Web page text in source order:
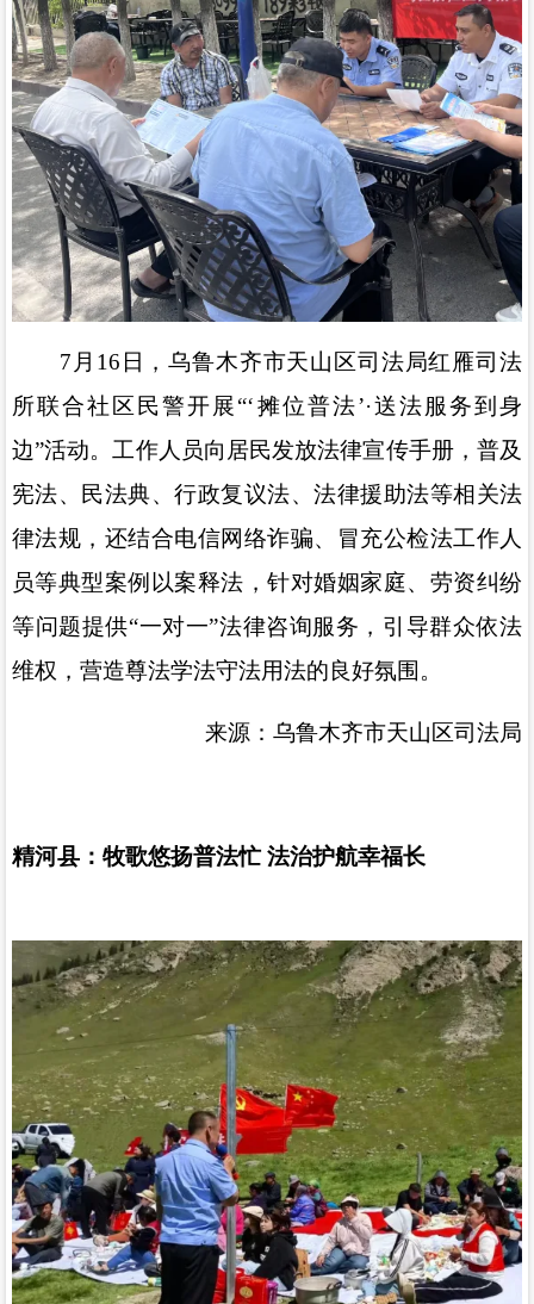
7 月 16 日，乌鲁木齐市天山区司法局红雁司法
所联合社区民警开展“‘摊位普法’·送法服务到身
边”活动。工作人员向居民发放法律宣传手册，普及
宪法、民法典、行政复议法、法律援助法等相关法
律法规，还结合电信网络诈骗、冒充公检法工作人
员等典型案例以案释法，针对婚姻家庭、劳资纠纷
等问题提供“一对一”法律咨询服务，引导群众依法
维权，营造尊法学法守法用法的良好氛围。
来源：乌鲁木齐市天山区司法局
精河县：牧歌悠扬普法忙 法治护航幸福长